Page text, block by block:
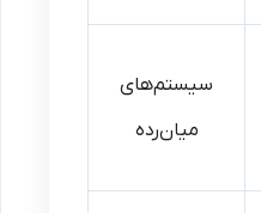
سیستم‌های
میان‌رده